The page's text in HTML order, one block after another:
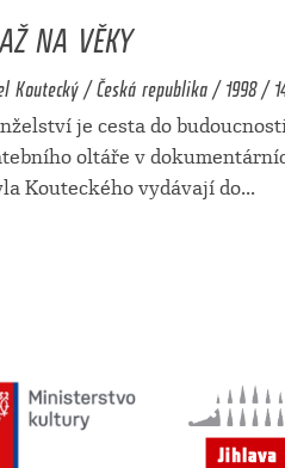
NA VĚKY
Koutecký / Česká republika / 1998 /
je cesta do
oltáře v
Kouteckého vydávají do...